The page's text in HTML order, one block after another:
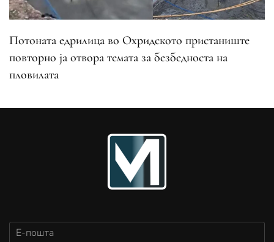
Потоната едрилица во Охридското пристаниште
повторно ја отвора темата за безбедноста на
пловилата